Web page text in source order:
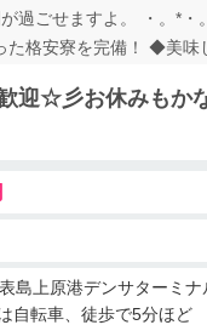
ごせますよ。 ・。*・
格安寮を完備！ ◆美味
。 働きながら西表島ラ
す！）をはじめ、西表島
店内は広々としており、
人気のスポットです！
迎☆彡お休みもか
島上原港デンサターミナ
自転車、徒歩で5分ほど